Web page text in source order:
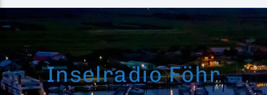
Inselradio Föhr